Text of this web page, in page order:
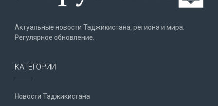
Актуальные новости Таджикистана, региона и мира.
Регулярное обновление.
КАТЕГОРИИ
Новости Таджикистана